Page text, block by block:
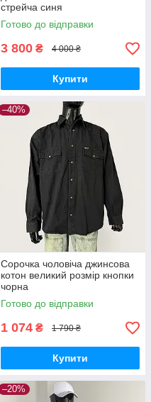
стрейча синя
Готово до відправки
3 800 ₴ 4 000 ₴
Купити
–40%
Сорочка чоловіча джинсова
котон великий розмір кнопки
чорна
Готово до відправки
1 074 ₴ 1 790 ₴
Купити
–20%